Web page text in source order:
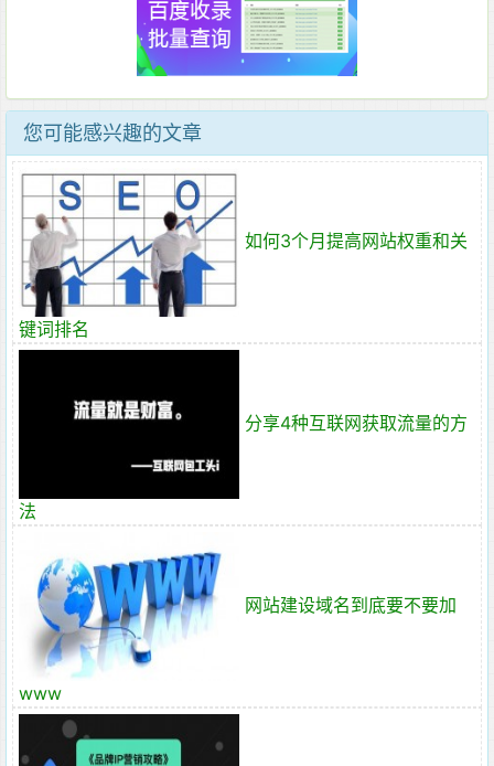
您可能感兴趣的文章
如何3个月提高网站权重和关
键词排名
分享4种互联网获取流量的方
法
网站建设域名到底要不要加
www